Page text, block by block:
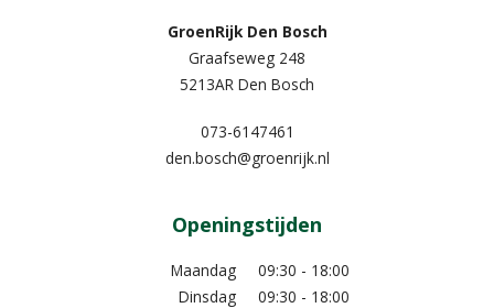
GroenRijk Den Bosch
Graafseweg 248
5213AR Den Bosch
073-6147461
den.bosch@groenrijk.nl
Openingstijden
Maandag
09:30 - 18:00
Dinsdag
09:30 - 18:00